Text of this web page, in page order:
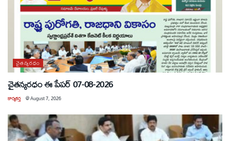
చైతన్యరధం
చైతన్యరధం ఈ పేపర్ 07-08-2026
కార్యకర్త @August 7, 2026